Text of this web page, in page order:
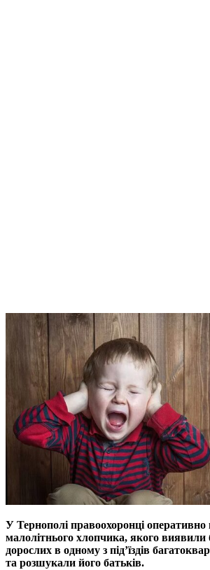
У Тернополі правоохоронці оперативно
малолітнього хлопчика, якого виявили
дорослих в одному з під’їздів
та розшукали його батьків.